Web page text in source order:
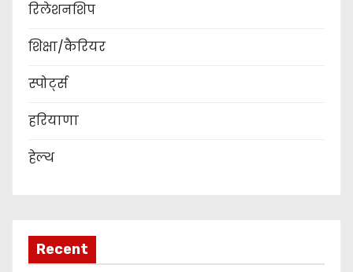
रिलेशनशिप
शिक्षा/कैरियर
स्पोर्ट्स
हरियाणा
हेल्थ
Recent